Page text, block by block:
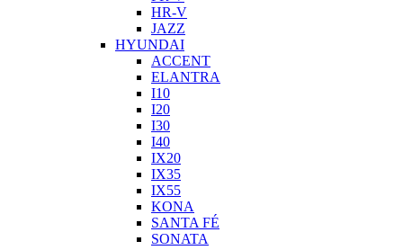
HR-V
JAZZ
HYUNDAI
ACCENT
ELANTRA
I10
I20
I30
I40
IX20
IX35
IX55
KONA
SANTA FÉ
SONATA